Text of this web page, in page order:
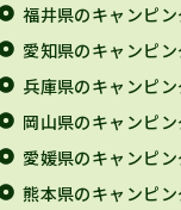
福井県のキャンピ
愛知県のキャンピ
兵庫県のキャンピ
岡山県のキャンピ
愛媛県のキャンピ
熊本県のキャンピ